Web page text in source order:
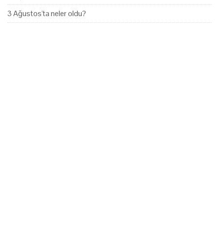
3 Ağustos'ta neler oldu?